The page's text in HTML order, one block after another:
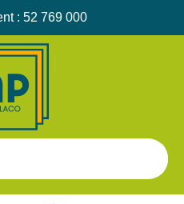
: 52 769 000